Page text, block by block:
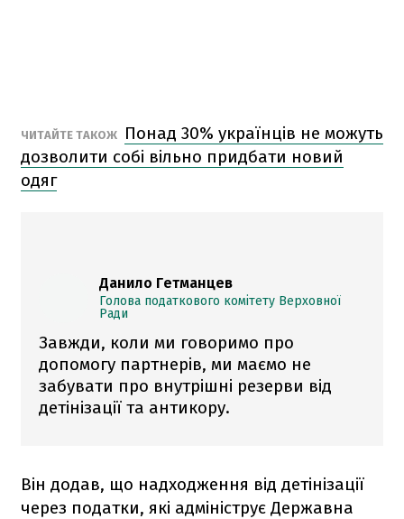
ЧИТАЙТЕ ТАКОЖ
Понад 30% українців не можуть
дозволити собі вільно придбати новий
одяг
Данило Гетманцев
Голова податкового комітету Верховної
Ради
Завжди, коли ми говоримо про
допомогу партнерів, ми маємо не
забувати про внутрішні резерви від
детінізації та антикору.
Він додав, що надходження від детінізації
через податки, які адмініструє Державна